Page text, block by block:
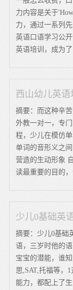
力内容是关于
力，通过一系列
英语口语学习公
英语培训，成为
西山幼儿英
摘要：而这种辛
外教一对一，专
程，少儿在模仿
单词的音形义之
营造的生动形象
读最重要的目的
少儿0基础英
摘要：少儿0基础
语，三岁时他的
宝宝的潜能，谁
思,SAT,托福等，
能力，都配上了